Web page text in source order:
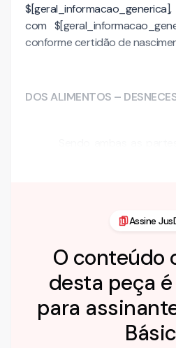
com
conforme certidão de
DOS ALIMENTOS –
Assine
O conteúdo
desta peça
para